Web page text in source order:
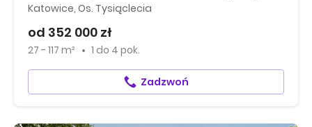
Katowice, Os. Tysiąclecia
od 352 000 zł
27 - 117 m² 1 do 4 pok.
Zadzwoń